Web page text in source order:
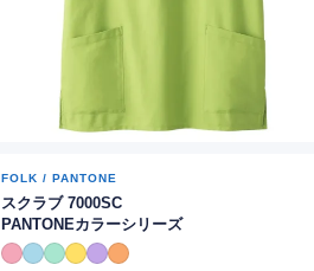
FOLK / PANTONE
スクラブ 7000SC
PANTONEカラーシリーズ